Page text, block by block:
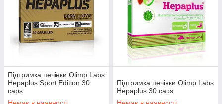
Підтримка печінки Olimp Labs
Hepaplus Sport Edition 30
caps
Підтримка печінки Olimp Labs
Hepaplus 30 caps